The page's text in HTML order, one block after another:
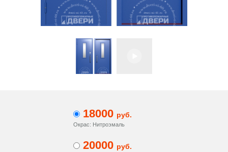
18000 руб.
Окрас: Нитроэмаль
20000 руб.